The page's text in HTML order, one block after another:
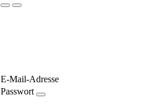
E-Mail-Adresse
Passwort